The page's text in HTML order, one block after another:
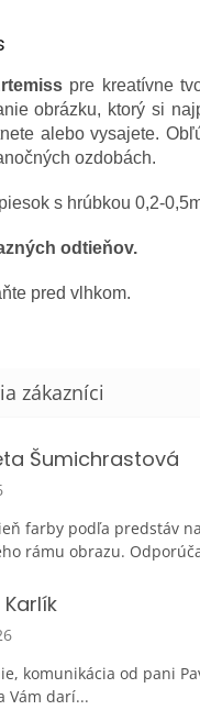
pre kreatívne
obrázku, ktorý si
alebo vysajete.
ozdobách.
s hrúbkou 0,2-
odtieňov.
pred vlhkom.
Šumichrastová
obchodu je 5 z 5
farby podľa predstáv na
rámu obrazu.
obchodu je 5 z 5
komunikácia od pani
Vám darí...